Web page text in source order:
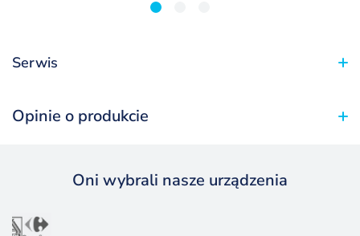
1
Serwis
Opinie o produkcie
Oni wybrali nasze urządzenia